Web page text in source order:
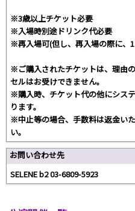
※3歳以上チケット必要
※入場時別途ドリンク代必要
※再入場可(但し、再入場の際に、
※ご購入されたチケットは、理由
セルはお受けできません。
※購入時、チケット代の他にシス
ります。
※中止等の場合、手数料は返金い
い。
お問い合わせ先
SELENE b2 03-6809-5923